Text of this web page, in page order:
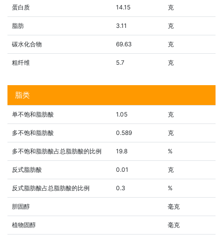
蛋白质 14.15 克
脂肪 3.11 克
碳水化合物 69.63 克
粗纤维 5.7 克
脂类
单不饱和脂肪酸 1.05 克
多不饱和脂肪酸 0.589 克
多不饱和脂肪酸占总脂肪酸的比例 19.8 %
反式脂肪酸 0.01 克
反式脂肪酸占总脂肪酸的比例 0.3 %
胆固醇 毫克
植物固醇 毫克